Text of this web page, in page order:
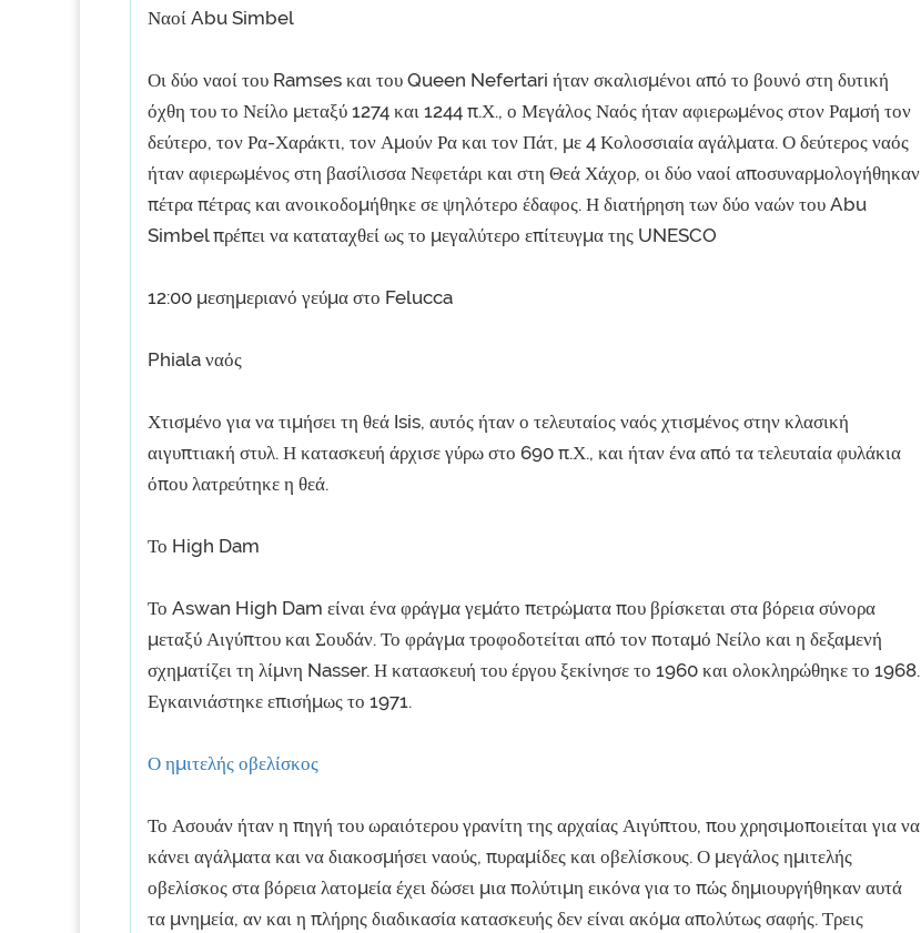
Ναοί Abu Simbel
Οι δύο ναοί του Ramses και του Queen Nefertari ήταν σκαλισμένοι από το βουνό στη δυτική
όχθη του το Νείλο μεταξύ 1274 και 1244 π.Χ., ο Μεγάλος Ναός ήταν αφιερωμένος στον Ραμσή τον
δεύτερο, τον Ρα-Χαράκτι, τον Αμούν Ρα και τον Πάτ, με 4 Κολοσσιαία αγάλματα. Ο δεύτερος ναός
ήταν αφιερωμένος στη βασίλισσα Νεφετάρι και στη Θεά Χάχορ, οι δύο ναοί αποσυναρμολογήθηκαν
πέτρα πέτρας και ανοικοδομήθηκε σε ψηλότερο έδαφος. Η διατήρηση των δύο ναών του Abu
Simbel πρέπει να καταταχθεί ως το μεγαλύτερο επίτευγμα της UNESCO
12:00 μεσημεριανό γεύμα στο Felucca
Phiala ναός
Χτισμένο για να τιμήσει τη θεά Isis, αυτός ήταν ο τελευταίος ναός χτισμένος στην κλασική
αιγυπτιακή στυλ. Η κατασκευή άρχισε γύρω στο 690 π.Χ., και ήταν ένα από τα τελευταία φυλάκια
όπου λατρεύτηκε η θεά.
Το High Dam
Το Aswan High Dam είναι ένα φράγμα γεμάτο πετρώματα που βρίσκεται στα βόρεια σύνορα
μεταξύ Αιγύπτου και Σουδάν. Το φράγμα τροφοδοτείται από τον ποταμό Νείλο και η δεξαμενή
σχηματίζει τη λίμνη Nasser. Η κατασκευή του έργου ξεκίνησε το 1960 και ολοκληρώθηκε το 1968.
Εγκαινιάστηκε επισήμως το 1971.
Ο ημιτελής οβελίσκος
Το Ασουάν ήταν η πηγή του ωραιότερου γρανίτη της αρχαίας Αιγύπτου, που χρησιμοποιείται για να
κάνει αγάλματα και να διακοσμήσει ναούς, πυραμίδες και οβελίσκους. Ο μεγάλος ημιτελής
οβελίσκος στα βόρεια λατομεία έχει δώσει μια πολύτιμη εικόνα για το πώς δημιουργήθηκαν αυτά
τα μνημεία, αν και η πλήρης διαδικασία κατασκευής δεν είναι ακόμα απολύτως σαφής. Τρεις